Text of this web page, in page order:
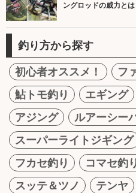
ングロッドの威力とは
釣り方から探す
初心者オススメ！
フ
鮎トモ釣り
エギング
アジング
ルアーシー
スーパーライトジギング
フカセ釣り
コマセ釣
スッテ＆ツノ
テンヤ